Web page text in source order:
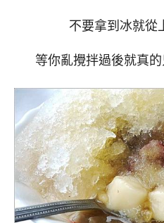
不要拿到冰就從
等你亂攪拌過後就真